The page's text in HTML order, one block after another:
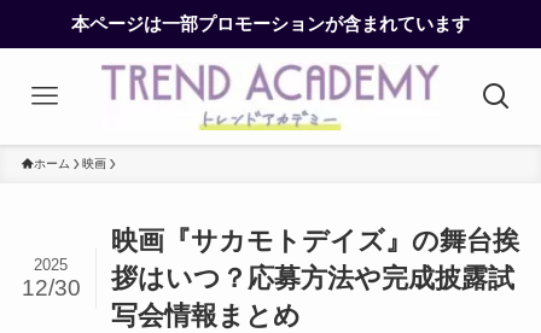
本ページは一部プロモーションが含まれています
ホーム 映画
映画『サカモトデイズ』の舞台挨
拶はいつ？応募方法や完成披露試
写会情報まとめ
2025
12/30